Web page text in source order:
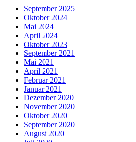
September 2025
Oktober 2024
Mai 2024
April 2024
Oktober 2023
September 2021
Mai 2021
April 2021
Februar 2021
Januar 2021
Dezember 2020
November 2020
Oktober 2020
September 2020
August 2020